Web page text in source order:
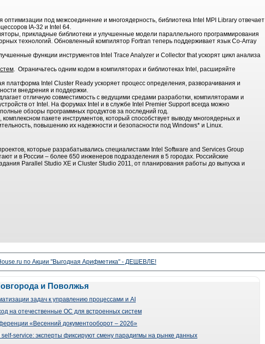
оптимизации под межсоединение и многоядерность, библиотека Intel MPI Library отвечает
IA-32 и Intel 64.
прикладные библиотеки и улучшенные модели параллельного программирования
технологий. Обновленный компилятор Fortran теперь поддерживает язык Co-Array
функции инструментов Intel Trace Analyzer и Collector that ускорят цикл анализа
. Ограничьтесь одним кодом в компиляторах и библиотеках Intel, расширяйте
платформа Intel Cluster Ready ускоряет процесс определения, разворачивания и
внедрения и поддержки.
отличную совместимость с ведущими средами разработки, компиляторами и
от Intel. На форумах Intel и в службе Intel Premier Support всегда можно
обзоры программных продуктов за последний год.
пакете инструментов, который способствует выводу многоядерных и
повышению их надежности и безопасности под Windows* и Linux.
которые разрабатывались специалистами Intel Software and Services Group
и в России – более 650 инженеров подразделения в 5 городах. Российские
Parallel Studio XE и Cluster Studio 2011, от планирования работы до выпуска и
по Акции "Выгодная Арифметика" - ДЕШЕВЛЕ!
и Поволжья
задач к управлению процессами и AI
на отечественные ОС для встроенных систем
«Весенний документооборот – 2026»
service: эксперты фиксируют смену парадигмы на рынке данных